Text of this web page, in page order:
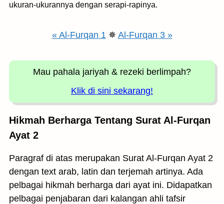
ukuran-ukurannya dengan serapi-rapinya.
« Al-Furqan 1✵ Al-Furqan 3 »
Mau pahala jariyah & rezeki berlimpah?
Klik di sini sekarang!
Hikmah Berharga Tentang Surat Al-Furqan
Ayat 2
Paragraf di atas merupakan Surat Al-Furqan Ayat 2
dengan text arab, latin dan terjemah artinya. Ada
pelbagai hikmah berharga dari ayat ini. Didapatkan
pelbagai penjabaran dari kalangan ahli tafsir